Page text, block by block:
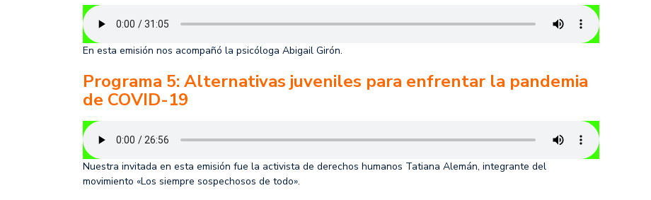
En esta emisión nos acompañó la psicóloga Abigail Girón.
Programa 5: Alternativas juveniles para enfrentar la pandemia
de COVID-19
Nuestra invitada en esta emisión fue la activista de derechos humanos Tatiana Alemán, integrante del
movimiento «Los siempre sospechosos de todo».